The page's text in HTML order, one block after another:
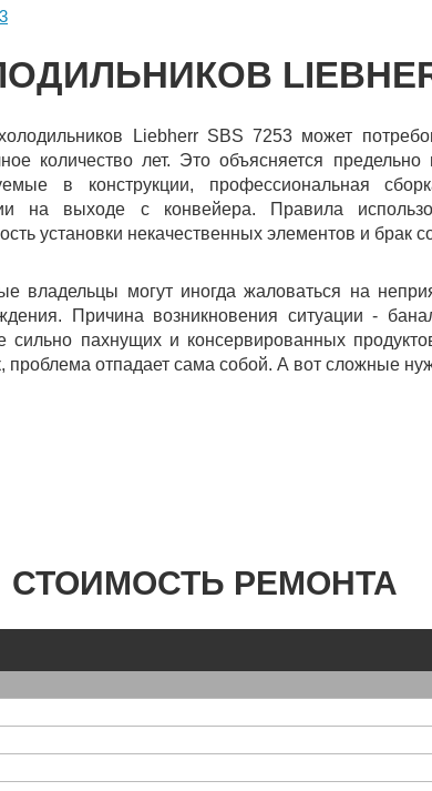
Liebherr SBS 7253 может
количество лет. Это объясняется
в конструкции, профессиональная
на выходе с конвейера. Правила
установки некачественных элементов и брак
владельцы могут иногда жаловаться на
Причина возникновения ситуации -
сильно пахнущих и консервированных
проблема отпадает сама собой. А вот сложные
СТОИМОСТЬ РЕМОНТА